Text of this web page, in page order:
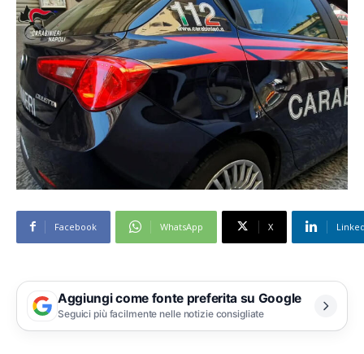
Facebook WhatsApp X
Aggiungi come fonte preferita su Google
Seguici più facilmente nelle notizie consigliate